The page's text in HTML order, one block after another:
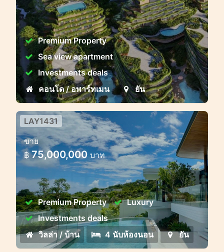
Layan Verde – ลายัน เวอร์เด – เมืองแห่ง
อนาคตบนเกาะภูเก็ต
Premium Property
Sea view apartment
Investments deals
คอนโด / อพาร์ทเมน
ยัน
วิลล่าหรูวิวพาโนรามาใกล้หาดบาง
เทา
LAY1431
ขาย
฿ 75,000,000บาท
Premium Property
Luxury
Investments deals
วิลล่า / บ้าน
4 นับห้องนอน ยัน